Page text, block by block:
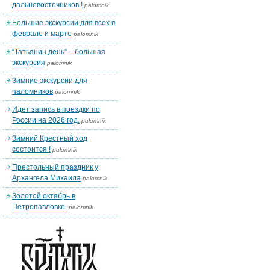
дальневосточников ! palomnik
Большие экскурсии для всех в
феврале и марте palomnik
“Татьянин день” – большая
экскурсия palomnik
Зимние экскурсии для
паломников palomnik
Идет запись в поездки по
России на 2026 год. palomnik
Зимний Крестный ход
состоится ! palomnik
Престольный праздник у
Архангела Михаила palomnik
Золотой октябрь в
Петропавловке. palomnik